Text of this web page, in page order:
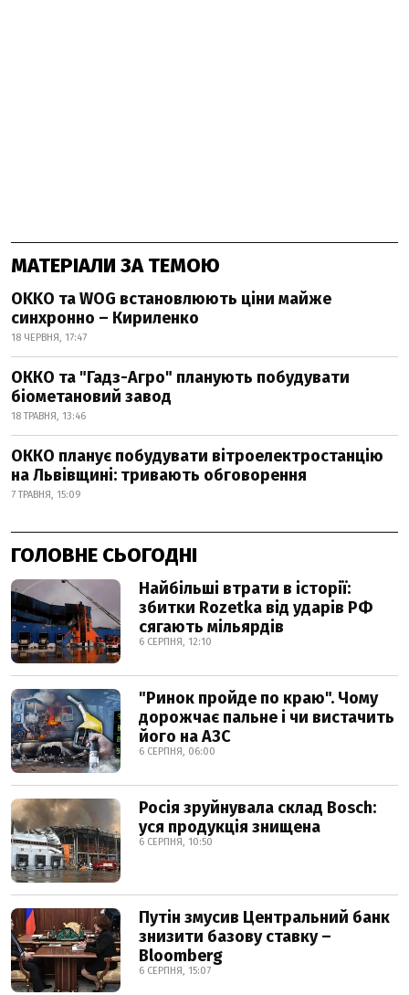
МАТЕРІАЛИ ЗА ТЕМОЮ
OKKO та WOG встановлюють ціни майже
синхронно – Кириленко
18 ЧЕРВНЯ, 17:47
ОККО та "Гадз-Агро" планують побудувати
біометановий завод
18 ТРАВНЯ, 13:46
ОККО планує побудувати вітроелектростанцію
на Львівщині: тривають обговорення
7 ТРАВНЯ, 15:09
ГОЛОВНЕ СЬОГОДНІ
Найбільші втрати в історії:
збитки Rozetka від ударів РФ
сягають мільярдів
6 СЕРПНЯ, 12:10
"Ринок пройде по краю". Чому
дорожчає пальне і чи вистачить
його на АЗС
6 СЕРПНЯ, 06:00
Росія зруйнувала склад Bosch:
уся продукція знищена
6 СЕРПНЯ, 10:50
Путін змусив Центральний банк
знизити базову ставку –
Bloomberg
6 СЕРПНЯ, 15:07